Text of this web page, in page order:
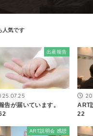
出産報告
告が届いています。
ART
22
ART説明会 感想